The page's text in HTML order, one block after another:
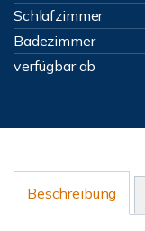
Schlafzimmer
Badezimmer
verfügbar ab
Beschreibung